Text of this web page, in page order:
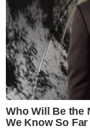
Who Will Be the
We Know So Far